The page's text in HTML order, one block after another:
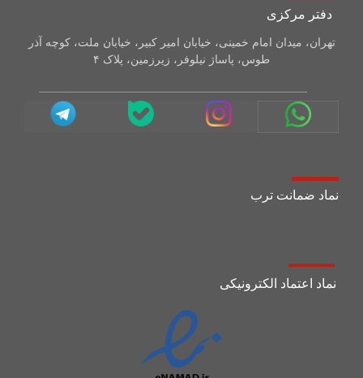
دفتر مرکزی
تهران، میدان امام خمینی، خیابان امیر کبیر، خیابان ملت، کوچه آذر
طوس، پاساژ نیلوفر، زیرزمین، پلاک ۴
نماد ضمانت ترب
نماد اعتماد الکترونیکی